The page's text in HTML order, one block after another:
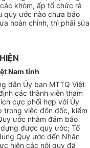
khóm, ấp tổ chức rà
quy ước nào chưa bảo
hoàn chỉnh, thì phải sửa
Nam tỉnh
dẫn Ủy ban MTTQ Việt
các thành viên tham
ích cực phối hợp với Ủy
trong việc đôn đốc, kiểm
ước nhằm đảm bảo
được quy ước; Tổ
Quy ước đến Nhân
hiện các nội quy đã